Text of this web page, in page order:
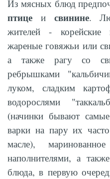
Из мясных блюд
птице и свинине.
жителей -
жареные говяжьи или
а также рагу со
ребрышками
луком, сладким
водорослями
(начинки бывают
варки на пару их
масле),
наполнителями, а
блюда, в первую